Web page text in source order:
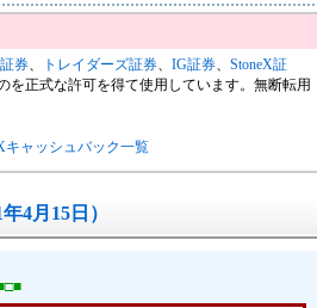
券、 トレイダーズ証券、 IG証券、 StoneX証
を正式な許可を得て使用しています。無断転用
キャッシュバック一覧
4月15日）